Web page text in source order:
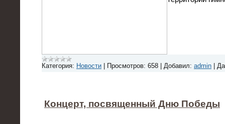
Категория: Новости Просмотров: 658 Добавил: admin
Концерт, посвященный Дню Победы